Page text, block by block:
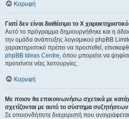
Κορυφή
Γιατί δεν είναι διαθέσιμο το Χ
Αυτό το πρόγραμμα δημιουργήθηκε και η
την ομάδα ανάπτυξης λογισμικού phpBB
χαρακτηριστικό πρέπει να προστεθεί,
phpBB Ideas Centre, όπου μπορείτε να
προτείνετε νέες λειτουργίες.
Κορυφή
Με ποιον θα επικοινωνήσω σχετικά με
σχετίζονται με αυτό το σύστημα
Σε οποιονδήποτε διαχειριστή που